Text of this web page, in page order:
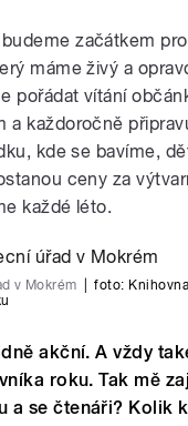
začátkem
máme živý a
pořádat vítání
a každoročně
kde se bavíme,
ceny za
každé léto.
v Mokrém foto:
akční. A vždy
roku. Tak mě
a se čtenáři? Kolik